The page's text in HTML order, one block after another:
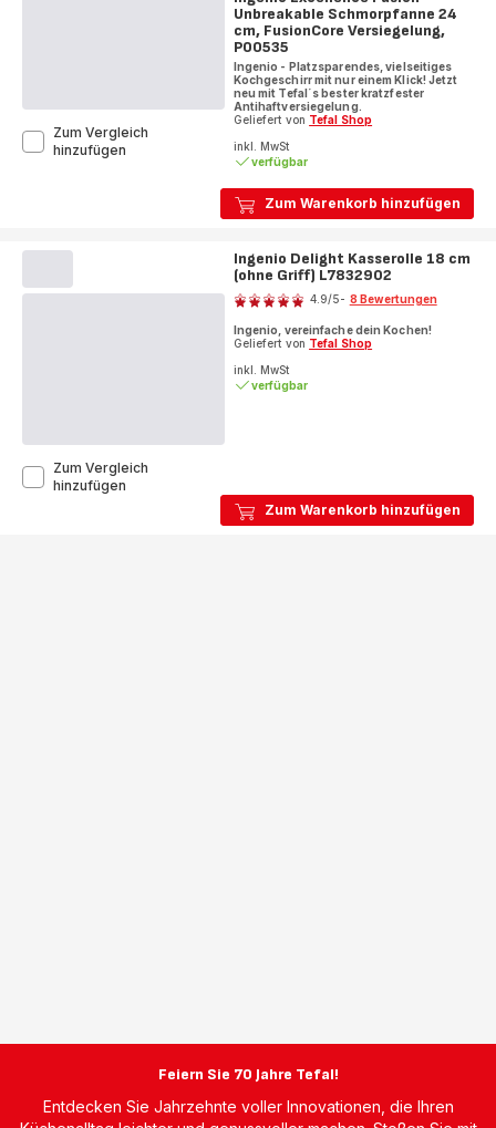
Zum Warenkorb hinzufügen
Unbreakable Schmorpfanne 24
cm, FusionCore Versiegelung,
P00535
Ingenio - Platzsparendes, vielseitiges
Kochgeschirr mit nur einem Klick! Jetzt
neu mit Tefal´s bester kratzfester
Antihaftversiegelung.
Geliefert von Tefal Shop
inkl. MwSt
verfügbar
Zum Vergleich
hinzufügen
Schmorpfanne
Versiegelung,
Zum Warenkorb hinzufügen
Ingenio Delight Kasserolle 18 cm
(ohne Griff) L7832902
Bewertung
4.9/5- 8 Bewertungen
Ingenio, vereinfache dein Kochen!
Geliefert von Tefal Shop
inkl. MwSt
verfügbar
Zum Vergleich
hinzufügen
Feiern Sie 70 Jahre Tefal!
Entdecken Sie Jahrzehnte voller Innovationen, die Ihren